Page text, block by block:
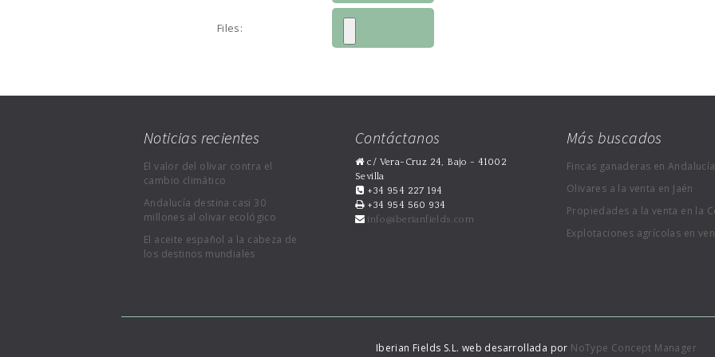
Files:
Noticias recientes
El valor del olivar contra el
cambio climático
Andalucía destina casi 30
millones al olivar ecológico
El aceite español a la cabeza de
los destinos mundiales
Contáctanos
c/ Vera-Cruz 24, Bajo - 41002
Sevilla
+34 954 227 194
+34 954 560 934
info@iberianfields.com
Más buscados
Fincas ganaderas en Andalucía
Olivares a la venta en Jaén
Propiedades a la venta en la
Explotaciones agrícolas en
Iberian Fields S.L. web desarrollada por NoType Concept Manager